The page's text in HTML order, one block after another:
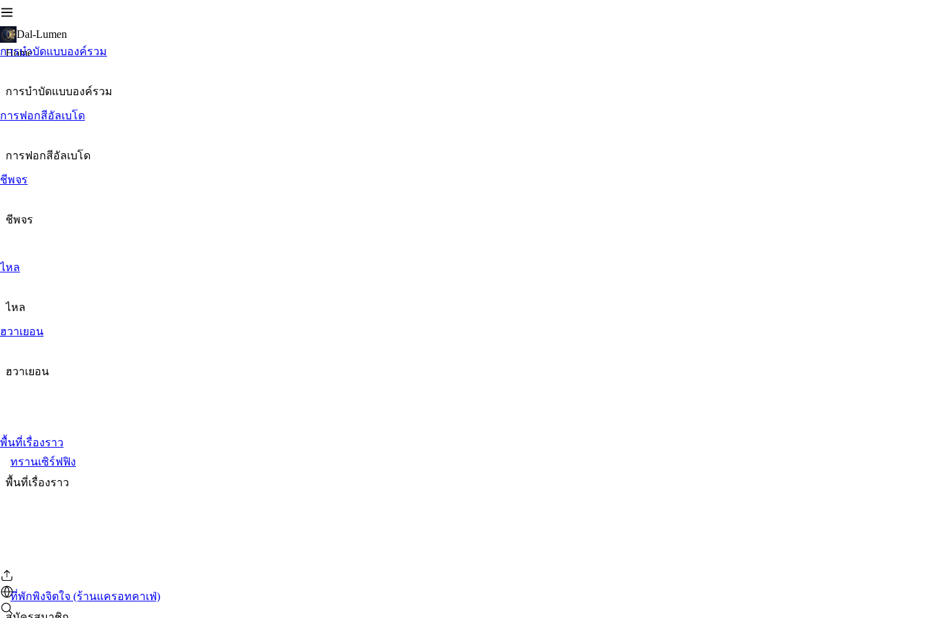
Dal-Lumen
การบำบัดแบบองค์รวม
การฟอกสีอัลเบโด
ชีพจร
ไหล
ฮวาเยอน
พื้นที่เรื่องราว
Home
การบำบัดแบบองค์รวม
การฟอกสีอัลเบโด
ชีพจร
ไหล
ฮวาเยอน
ทรานเซิร์ฟฟิง
พื้นที่เรื่องราว
ที่พักพิงจิตใจ (ร้านแครอทคาเฟ่)